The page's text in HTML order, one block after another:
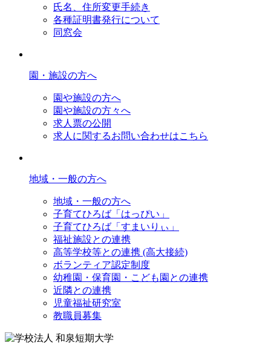
氏名、住所変更手続き
各種証明書発行について
同窓会
園・施設の方へ
園や施設の方へ
園や施設の方々へ
求人票の公開
求人に関するお問い合わせはこちら
地域・一般の方へ
地域・一般の方へ
子育てひろば「はっぴい」
子育てひろば「すまいりぃ」
福祉施設との連携
高等学校等との連携 (高大接続)
ボランティア認定制度
幼稚園・保育園・こども園との連携
近隣との連携
児童福祉研究室
教職員募集